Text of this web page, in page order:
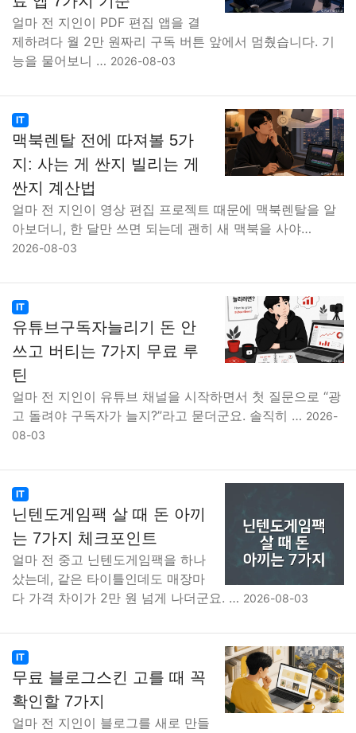
얼마 전 지인이 PDF 편집 앱을 결
제하려다 월 2만 원짜리 구독 버튼 앞에서 멈췄습니다. 기
능을 물어보니 … 2026-08-03
IT
맥북렌탈 전에 따져볼 5가
지: 사는 게 싼지 빌리는 게
싼지 계산법
얼마 전 지인이 영상 편집 프로젝트 때문에 맥북렌탈을 알
아보더니, 한 달만 쓰면 되는데 괜히 새 맥북을 사야…
2026-08-03
IT
유튜브구독자늘리기 돈 안
쓰고 버티는 7가지 무료 루
틴
얼마 전 지인이 유튜브 채널을 시작하면서 첫 질문으로 “광
고 돌려야 구독자가 늘지?”라고 묻더군요. 솔직히 … 2026-
08-03
IT
닌텐도게임팩 살 때 돈 아끼
는 7가지 체크포인트
얼마 전 중고 닌텐도게임팩을 하나
샀는데, 같은 타이틀인데도 매장마
다 가격 차이가 2만 원 넘게 나더군요. … 2026-08-03
IT
무료 블로그스킨 고를 때 꼭
확인할 7가지
얼마 전 지인이 블로그를 새로 만들